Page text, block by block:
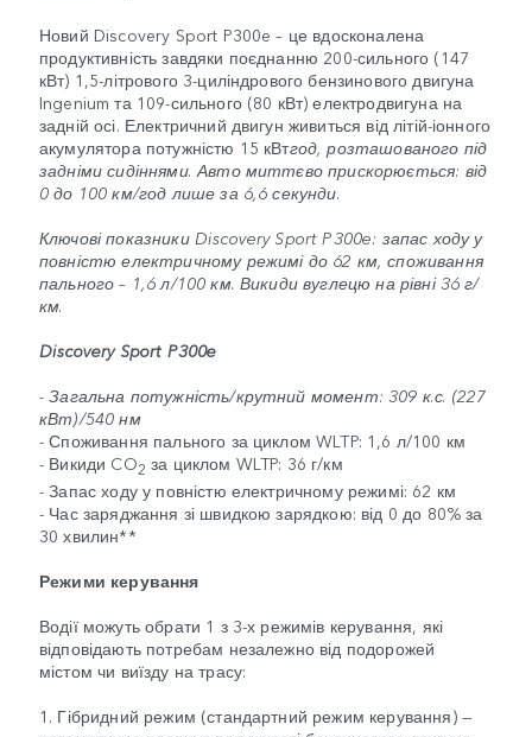
Новий Discovery Sport P300e – це вдосконалена
продуктивність завдяки поєднанню 200-сильного (147
кВт) 1,5-літрового 3-циліндрового бензинового двигуна
Ingenium та 109-сильного (80 кВт) електродвигуна на
задній осі. Електричний двигун живиться від літій-іонного
акумулятора потужністю 15 кВтгод, розташованого під
задніми сидіннями. Авто миттєво прискорюється: від
0 до 100 км/год лише за 6,6 секунди.
Ключові показники Discovery Sport P300e: запас ходу у
повністю електричному режимі до 62 км, споживання
пального – 1,6 л/100 км. Викиди вуглецю на рівні 36 г/
км.
Discovery Sport P300e
- Загальна потужність/крутний момент: 309 к.с. (227
кВт)/540 нм
- Споживання пального за циклом WLTP: 1,6 л/100 км
- Викиди CO2 за циклом WLTP: 36 г/км
- Запас ходу у повністю електричному режимі: 62 км
- Час заряджання зі швидкою зарядкою: від 0 до 80% за
30 хвилин**
Режими керування
Водії можуть обрати 1 з 3-х режимів керування, які
відповідають потребам незалежно від подорожей
містом чи виїзду на трасу:
1. Гібридний режим (стандартний режим керування) —